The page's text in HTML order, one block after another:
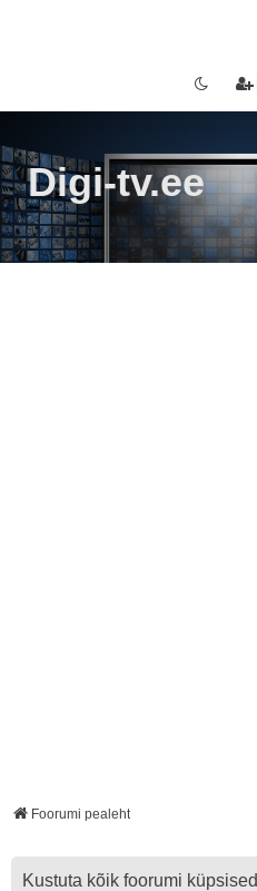
Digi-tv.ee
Foorumi pealeht
Kustuta kõik foorumi küpsised